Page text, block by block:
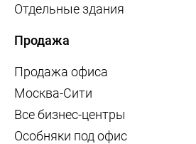
Отдельные здания
Продажа
Продажа офиса
Москва-Сити
Все бизнес-центры
Особняки под офис